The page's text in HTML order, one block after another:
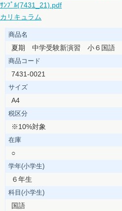
ｻﾝﾌﾟﾙ(7431_21).pdf
カリキュラム
商品名
夏期 中学受験新演習 小６国語
商品コード
7431-0021
サイズ
A4
税区分
※10%対象
在庫
○
学年(小学生)
６年生
科目(小学生)
国語